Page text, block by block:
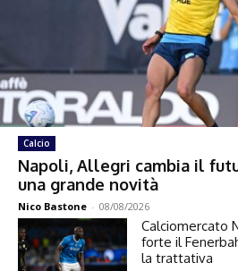
Calcio
Napoli, Allegri cambia il
una grande novità
Nico Bastone - 08/08/2026
Calciomercato
forte il
la trattativa